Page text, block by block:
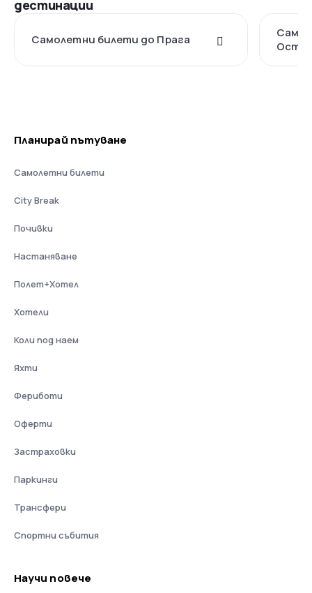
дестинации
Самолетни билети до Прага
Планирай пътуване
Самолетни билети
City Break
Почивки
Настаняване
Полет+Хотел
Хотели
Коли под наем
Яхти
Фериботи
Оферти
Застраховки
Паркинги
Трансфери
Спортни събития
Научи повече